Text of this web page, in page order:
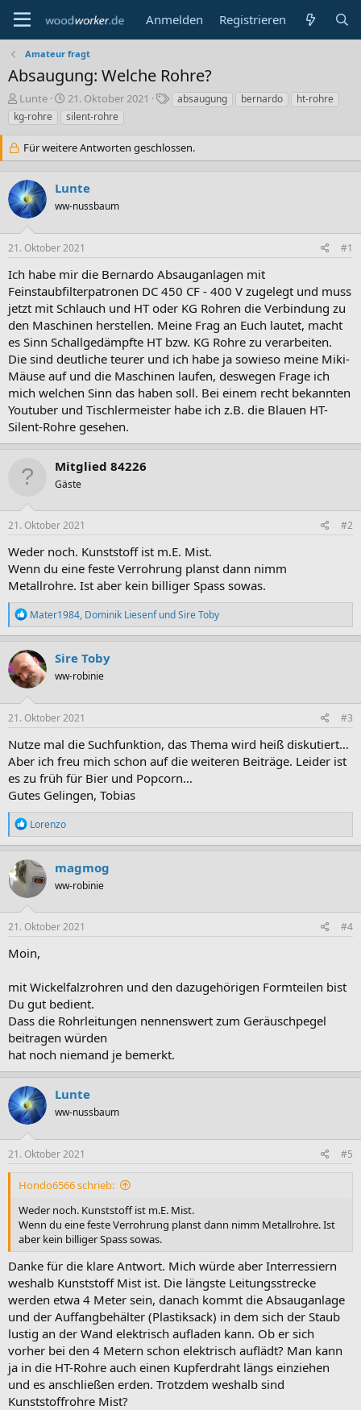
Anmelden Registrieren
Amateur fragt
Absaugung: Welche Rohre?
E
r
s
e
l
e
r
Lunte
E
r
s
e
l
a
21. Oktober 2021
S
a
absaugung bernardo
ht-rohre
kg-rohre
silent-rohre
Für weitere Antworten geschlossen.
Lunte
ww-nussbaum
21. Oktober 2021 #1
Ich habe mir die Bernardo Absauganlagen mit
Feinstaubfilterpatronen DC 450 CF - 400 V zugelegt und muss
jetzt mit Schlauch und HT oder KG Rohren die Verbindung zu
den Maschinen herstellen. Meine Frag an Euch lautet, macht
es Sinn Schallgedämpfte HT bzw. KG Rohre zu verarbeiten.
Die sind deutliche teurer und ich habe ja sowieso meine Miki-
Mäuse auf und die Maschinen laufen, deswegen Frage ich
mich welchen Sinn das haben soll. Bei einem recht bekannten
Youtuber und Tischlermeister habe ich z.B. die Blauen HT-
Silent-Rohre gesehen.
Mitglied 84226
Gäste
21. Oktober 2021 #2
Weder noch. Kunststoff ist m.E. Mist.
Wenn du eine feste Verrohrung planst dann nimm
Metallrohre. Ist aber kein billiger Spass sowas.
R
e
a
k
t
i
o
n
e
:
Mater1984, Dominik LiesenfundSire Toby
Sire Toby
ww-robinie
21. Oktober 2021 #3
Nutze mal die Suchfunktion, das Thema wird heiß diskutiert…
Aber ich freu mich schon auf die weiteren Beiträge. Leider ist
es zu früh für Bier und Popcorn…
Gutes Gelingen, Tobias
R
e
a
k
t
o
n
e
:
Lorenzo
magmog
ww-robinie
21. Oktober 2021 #4
Moin,
mit Wickelfalzrohren und den dazugehörigen Formteilen bist
Du gut bedient.
Dass die Rohrleitungen nennenswert zum Geräuschpegel
beitragen würden
hat noch niemand je bemerkt.
Lunte
ww-nussbaum
21. Oktober 2021 #5
Hondo6566 schrieb:
Weder noch. Kunststoff ist m.E. Mist.
Wenn du eine feste Verrohrung planst dann nimm Metallrohre. Ist
aber kein billiger Spass sowas.
Danke für die klare Antwort. Mich würde aber Interressiern
weshalb Kunststoff Mist ist. Die längste Leitungsstrecke
werden etwa 4 Meter sein, danach kommt die Absauganlage
und der Auffangbehälter (Plastiksack) in dem sich der Staub
lustig an der Wand elektrisch aufladen kann. Ob er sich
vorher bei den 4 Metern schon elektrisch auflädt? Man kann
ja in die HT-Rohre auch einen Kupferdraht längs einziehen
und es anschließen erden. Trotzdem weshalb sind
Kunststoffrohre Mist?